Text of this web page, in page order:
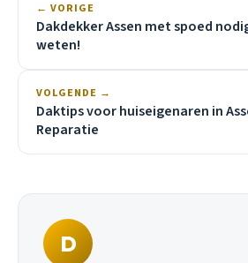
← VORIGE
Dakdekker Assen met spoed
weten!
VOLGENDE →
Daktips voor huiseigenaren in
Reparatie
D